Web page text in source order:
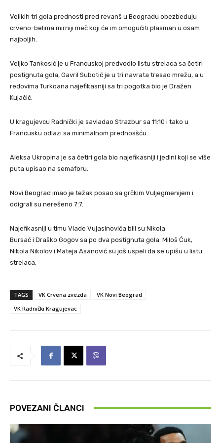
Velikih tri gola prednosti pred revanš u Beogradu obezbeđuju
crveno-belima mirniji meč koji će im omogućiti plasman u osam
najboljih.
Veljko Tankosić je u Francuskoj predvodio listu strelaca sa četiri
postignuta gola, Gavril Subotić je u tri navrata tresao mrežu, a u
redovima Turkoana najefikasniji sa tri pogotka bio je Dražen
Kujačić.
U kragujevcu Radnički je savladao Strazbur sa 11:10 i tako u
Francusku odlazi sa minimalnom prednosšću.
Aleksa Ukropina je sa četiri gola bio najefikasniji i jedini koji se više
puta upisao na semaforu.
Novi Beograd imao je težak posao sa grčkim Vuljegmenijem i
odigrali su nerešeno 7:7.
Najefikasniji u timu Vlade Vujasinovića bili su Nikola
Bursać i Draško Gogov sa po dva postignuta gola. Miloš Ćuk,
Nikola Nikolov i Mateja Asanović su još uspeli da se upišu u listu
strelaca.
TAGS VK Crvena zvezda
VK Novi Beograd
VK Radnički Kragujevac
POVEZANI ČLANCI